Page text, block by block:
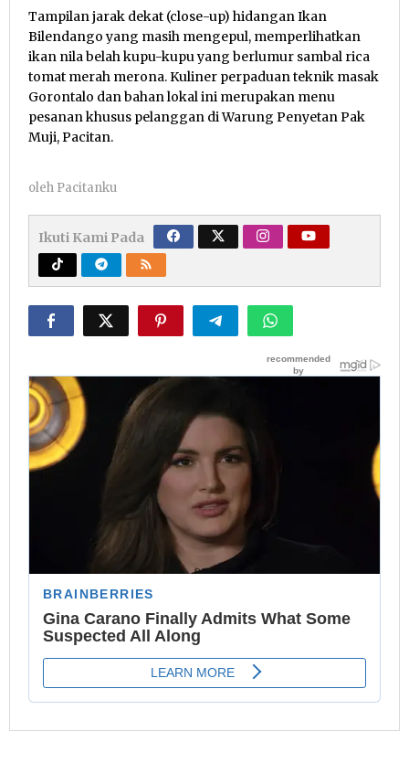
Tampilan jarak dekat (close-up) hidangan Ikan
Bilendango yang masih mengepul, memperlihatkan
ikan nila belah kupu-kupu yang berlumur sambal rica
tomat merah merona. Kuliner perpaduan teknik masak
Gorontalo dan bahan lokal ini merupakan menu
pesanan khusus pelanggan di Warung Penyetan Pak
Muji, Pacitan.
oleh Pacitanku
Ikuti Kami Pada